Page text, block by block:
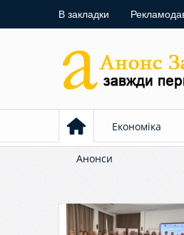
В закладки
Економіка
Анонси